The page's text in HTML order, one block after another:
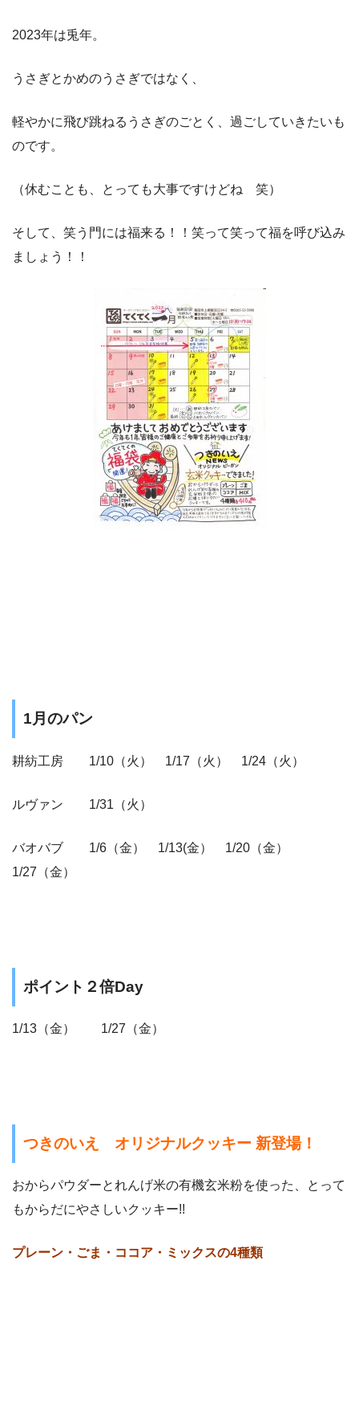
2023年は兎年。
うさぎとかめのうさぎではなく、
軽やかに飛び跳ねるうさぎのごとく、過ごしていきたいも
のです。
（休むことも、とっても大事ですけどね 笑）
そして、笑う門には福来る！！笑って笑って福を呼び込み
ましょう！！
1月のパン
耕紡工房 1/10（火） 1/17（火） 1/24（火）
ルヴァン 1/31（火）
バオバブ 1/6（金） 1/13(金） 1/20（金）
1/27（金）
ポイント２倍Day
1/13（金） 1/27（金）
つきのいえ オリジナルクッキー 新登場！
おからパウダーとれんげ米の有機玄米粉を使った、とって
もからだにやさしいクッキー!!
プレーン・ごま・ココア・ミックスの4種類